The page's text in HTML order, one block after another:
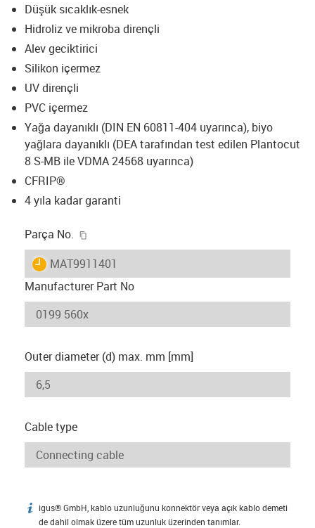
Düşük sıcaklık-esnek
Hidroliz ve mikroba dirençli
Alev geciktirici
Silikon içermez
UV dirençli
PVC içermez
Yağa dayanıklı (DIN EN 60811-404 uyarınca), biyo
yağlara dayanıklı (DEA tarafından test edilen Plantocut
8 S-MB ile VDMA 24568 uyarınca)
CFRIP®
4 yıla kadar garanti
Parça No.
igus-icon-lieferzeit
MAT9911401
Manufacturer Part No
Outer diameter (d) max. mm [mm]
Cable type
igus-icon-info
igus® GmbH, kablo uzunluğunu konnektör veya açık kablo demeti
de dahil olmak üzere tüm uzunluk üzerinden tanımlar.